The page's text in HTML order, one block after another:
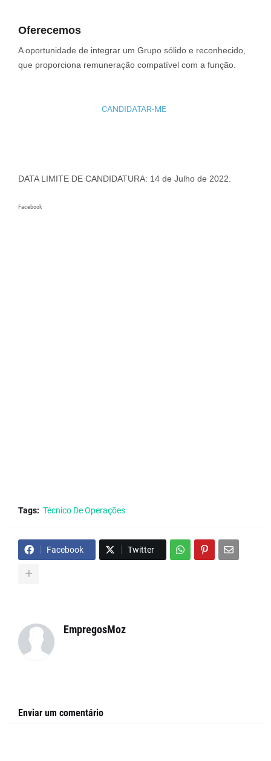
Oferecemos
A oportunidade de integrar um Grupo sólido e reconhecido,
que proporciona remuneração compatível com a função.
CANDIDATAR-ME
DATA LIMITE DE CANDIDATURA: 14 de Julho de 2022.
Facebook
Tags: Técnico De Operações
Facebook Twitter
EmpregosMoz
Enviar um comentário